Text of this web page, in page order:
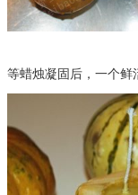
等蜡烛凝固后，一个鲜